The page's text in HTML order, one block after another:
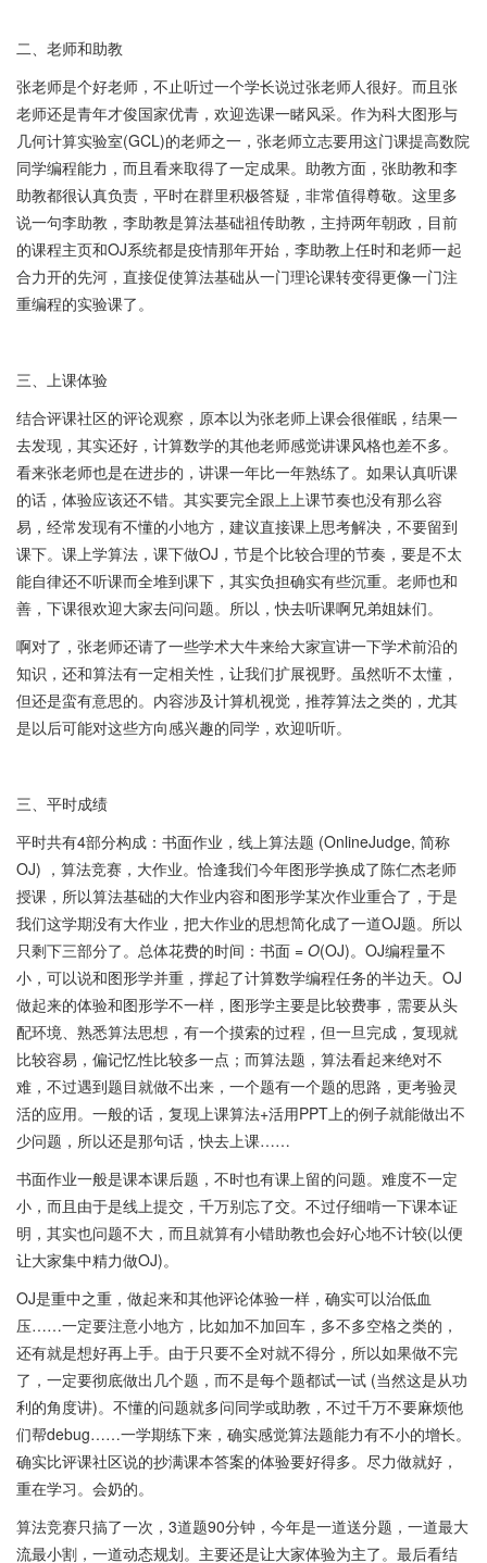
二、老师和助教
张老师是个好老师，不止听过一个学长说过张老师人很好。而且张
老师还是青年才俊国家优青，欢迎选课一睹风采。作为科大图形与
几何计算实验室(GCL)的老师之一，张老师立志要用这门课提高数院
同学编程能力，而且看来取得了一定成果。助教方面，张助教和李
助教都很认真负责，平时在群里积极答疑，非常值得尊敬。这里多
说一句李助教，李助教是算法基础祖传助教，主持两年朝政，目前
的课程主页和OJ系统都是疫情那年开始，李助教上任时和老师一起
合力开的先河，直接促使算法基础从一门理论课转变得更像一门注
重编程的实验课了。
三、上课体验
结合评课社区的评论观察，原本以为张老师上课会很催眠，结果一
去发现，其实还好，计算数学的其他老师感觉讲课风格也差不多。
看来张老师也是在进步的，讲课一年比一年熟练了。如果认真听课
的话，体验应该还不错。其实要完全跟上上课节奏也没有那么容
易，经常发现有不懂的小地方，建议直接课上思考解决，不要留到
课下。课上学算法，课下做OJ，节是个比较合理的节奏，要是不太
能自律还不听课而全堆到课下，其实负担确实有些沉重。老师也和
善，下课很欢迎大家去问问题。所以，快去听课啊兄弟姐妹们。
啊对了，张老师还请了一些学术大牛来给大家宣讲一下学术前沿的
知识，还和算法有一定相关性，让我们扩展视野。虽然听不太懂，
但还是蛮有意思的。内容涉及计算机视觉，推荐算法之类的，尤其
是以后可能对这些方向感兴趣的同学，欢迎听听。
三、平时成绩
平时共有4部分构成：书面作业，线上算法题 (OnlineJudge, 简称
OJ) ，算法竞赛，大作业。恰逢我们今年图形学换成了陈仁杰老师
授课，所以算法基础的大作业内容和图形学某次作业重合了，于是
我们这学期没有大作业，把大作业的思想简化成了一道OJ题。所以
只剩下三部分了。总体花费的时间：书面 = O(OJ)。OJ编程量不
小，可以说和图形学并重，撑起了计算数学编程任务的半边天。OJ
做起来的体验和图形学不一样，图形学主要是比较费事，需要从头
配环境、熟悉算法思想，有一个摸索的过程，但一旦完成，复现就
比较容易，偏记忆性比较多一点；而算法题，算法看起来绝对不
难，不过遇到题目就做不出来，一个题有一个题的思路，更考验灵
活的应用。一般的话，复现上课算法+活用PPT上的例子就能做出不
少问题，所以还是那句话，快去上课……
书面作业一般是课本课后题，不时也有课上留的问题。难度不一定
小，而且由于是线上提交，千万别忘了交。不过仔细啃一下课本证
明，其实也问题不大，而且就算有小错助教也会好心地不计较(以便
让大家集中精力做OJ)。
OJ是重中之重，做起来和其他评论体验一样，确实可以治低血
压……一定要注意小地方，比如加不加回车，多不多空格之类的，
还有就是想好再上手。由于只要不全对就不得分，所以如果做不完
了，一定要彻底做出几个题，而不是每个题都试一试 (当然这是从功
利的角度讲)。不懂的问题就多问同学或助教，不过千万不要麻烦他
们帮debug……一学期练下来，确实感觉算法题能力有不小的增长。
确实比评课社区说的抄满课本答案的体验要好得多。尽力做就好，
重在学习。会奶的。
算法竞赛只搞了一次，3道题90分钟，今年是一道送分题，一道最大
流最小割，一道动态规划。主要还是让大家体验为主了。最后看结